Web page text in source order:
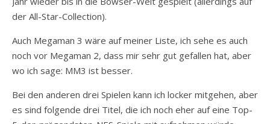
der All-Star-Collection).
Auch Megaman 3 wäre auf meiner Liste, ich sehe es auch
noch vor Megaman 2, dass mir sehr gut gefallen hat, aber
wo ich sage: MM3 ist besser.
Bei den anderen drei Spielen kann ich locker mitgehen, aber
es sind folgende drei Titel, die ich noch eher auf eine Top-